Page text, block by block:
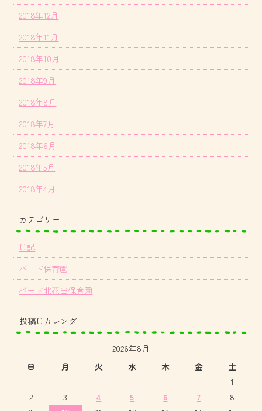
2018年12月
2018年11月
2018年10月
2018年9月
2018年8月
2018年7月
2018年6月
2018年5月
2018年4月
カテゴリー
日記
バード保育園
バード北花田保育園
投稿日カレンダー
2026年8月
日
月 火 水 木 金
土
1
2
3 4 5 6 7
8